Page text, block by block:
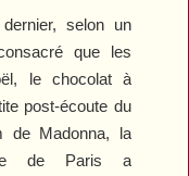
selon un
que les
le chocolat à
post-écoute du
de Madonna, la
de Paris a